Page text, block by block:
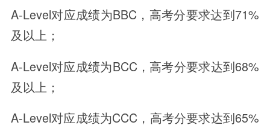
A-Level对应成绩为BBC，高考分要求达到71%
及以上；
A-Level对应成绩为BCC，高考分要求达到68%
及以上；
A-Level对应成绩为CCC，高考分要求达到65%